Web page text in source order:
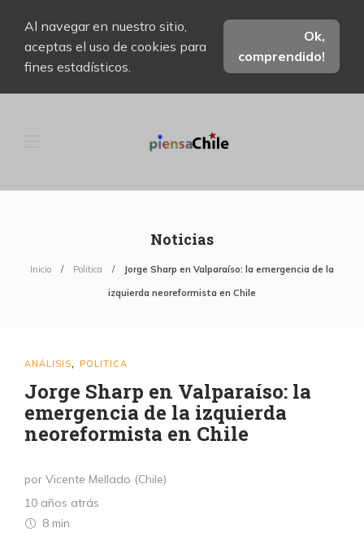
Al navegar en nuestro sitio,
aceptas el uso de cookies para
fines estadísticos.
Ok,
comprendido!
Noticias
Inicio Politica Jorge Sharp en Valparaíso: la emergencia de la
izquierda neoreformista en Chile
ANÁLISIS POLITICA
Jorge Sharp en Valparaíso: la
emergencia de la izquierda
neoreformista en Chile
por Vicente Mellado (Chile)
10 años atrás
8 min